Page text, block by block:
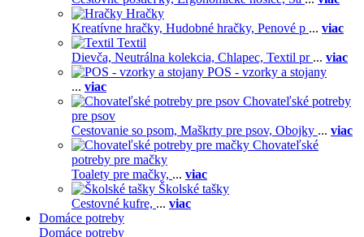
Hračky
Kreatívne hračky, Hudobné hračky, Penové p ... viac
Textil
Dievča, Neutrálna kolekcia, Chlapec, Textil pr ... viac
POS - vzorky a stojany
... viac
Chovateľské potreby
pre psov
Cestovanie so psom, Maškrty pre psov, Obojky ... viac
Chovateľské
potreby pre mačky
Toalety pre mačky, ... viac
Školské tašky
Cestovné kufre, ... viac
Domáce potreby
Domáce potreby